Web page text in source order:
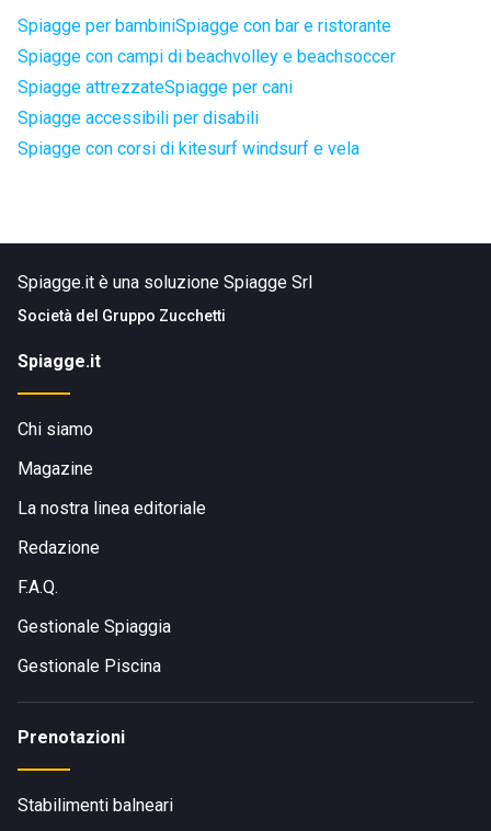
Spiagge per bambiniSpiagge con bar e ristorante
Spiagge con campi di beachvolley e beachsoccer
Spiagge attrezzateSpiagge per cani
Spiagge accessibili per disabili
Spiagge con corsi di kitesurf windsurf e vela
Spiagge.it è una soluzione Spiagge Srl
Società del Gruppo Zucchetti
Spiagge.it
Chi siamo
Magazine
La nostra linea editoriale
Redazione
F.A.Q.
Gestionale Spiaggia
Gestionale Piscina
Prenotazioni
Stabilimenti balneari